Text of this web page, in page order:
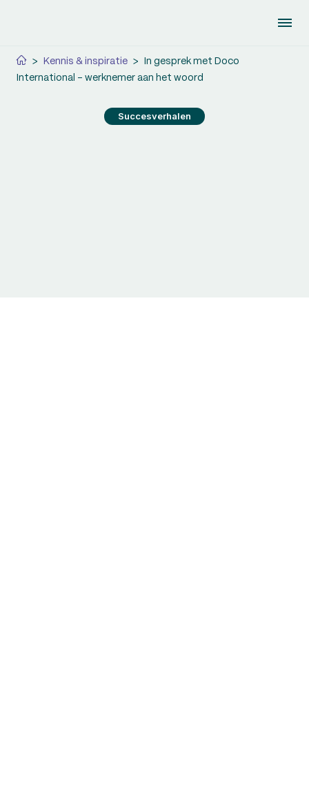
> Kennis & inspiratie >
In gesprek met Doco
International – werknemer aan het woord
Succesverhalen